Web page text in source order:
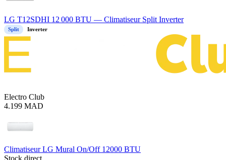
LG T12SDHI 12 000 BTU — Climatiseur Split Inverter
Split Inverter
Electro Club
4.199 MAD
Climatiseur LG Mural On/Off 12000 BTU
Stock direct